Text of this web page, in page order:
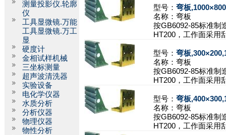
测量投影仪.轮廓
仪
工具显微镜.万能
工具显微镜.万工
显
硬度计
金相试样机械
三坐标测量
超声波清洗器
实验设备
电化学仪器
水质分析
分析仪器
物理仪器
物性分析
型号： 弯板
名称： 弯板
按GB6092-85标准制
HT200，工作面采用
型号： 弯板
名称： 弯板
按GB6092-85标准制
HT200，工作面采用
型号： 弯板
名称： 弯板
按GB6092-85标准制
HT200，工作面采用